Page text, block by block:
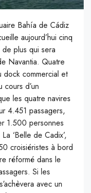
Bahía de Cádiz
aujourd’hui cinq
plus qui sera
Navantia. Quatre
dock commercial et
d’un
les quatre navires
4.451 passagers,
1.500 personnes
‘Belle de Cadix’,
croisiéristes à bord
réformé dans le
Si les
avec un